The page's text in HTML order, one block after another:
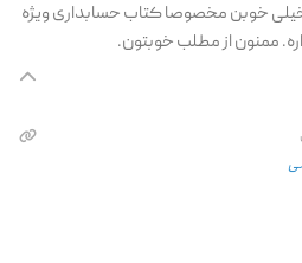
خوبن مخصوصا کتاب حسابداری ویژه
ممنون از مطلب خوبتون.